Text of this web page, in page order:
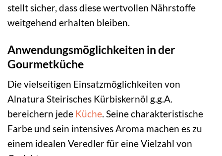
stellt sicher, dass diese wertvollen Nährstoffe
weitgehend erhalten bleiben.
Anwendungsmöglichkeiten in der
Gourmetküche
Die vielseitigen Einsatzmöglichkeiten von
Alnatura Steirisches Kürbiskernöl g.g.A.
bereichern jede Küche. Seine charakteristische
Farbe und sein intensives Aroma machen es zu
einem idealen Veredler für eine Vielzahl von